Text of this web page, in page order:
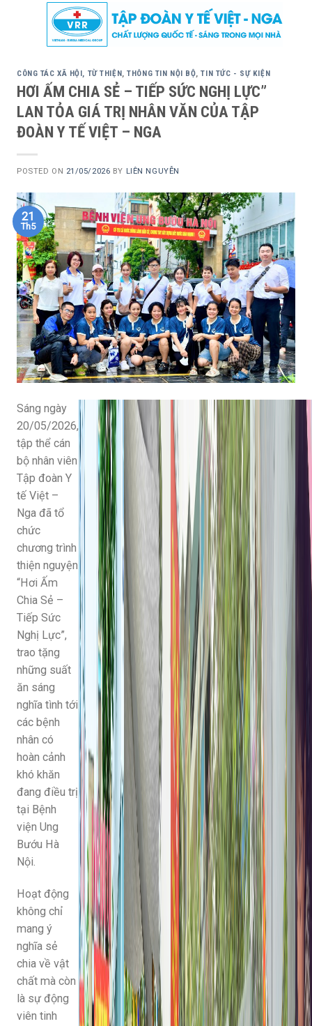
CÔNG TÁC XÃ HỘI, TỪ THIỆN,THÔNG TIN NỘI BỘ,TIN TỨC - SỰ KIỆN
HƠI ẤM CHIA SẺ – TIẾP SỨC NGHỊ LỰC”
LAN TỎA GIÁ TRỊ NHÂN VĂN CỦA TẬP
ĐOÀN Y TẾ VIỆT – NGA
POSTED ON 21/05/2026 BY LIÊN NGUYỄN
21
Th5
Sáng ngày
20/05/2026,
tập thể cán
bộ nhân viên
Tập đoàn Y
tế Việt –
Nga đã tổ
chức
chương trình
thiện nguyện
“Hơi Ấm
Chia Sẻ –
Tiếp Sức
Nghị Lực”,
trao tặng
những suất
ăn sáng
nghĩa tình tới
các bệnh
nhân có
hoàn cảnh
khó khăn
đang điều trị
tại Bệnh
viện Ung
Bướu Hà
Nội.
Hoạt động
không chỉ
mang ý
nghĩa sẻ
chia về vật
chất mà còn
là sự động
viên tinh